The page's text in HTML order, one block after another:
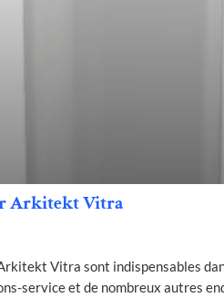
Arkitekt Vitra
Vitra sont indispensables
service et de nombreux autres